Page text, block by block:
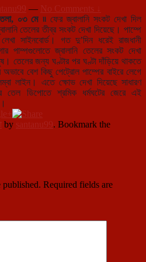
— No Comments ↓
০৩ মে ৷৷ফের জ্বালানি সংকট দেখা দিল
তেলের তীব্র সংকট দেখা দিয়েছে। পাম্পে
সাইনবোর্ড। গত দু’দিন ধরেই রাজধানী
পাম্পগুলোতে জ্বালানি তেলের সংকট দেখা
তেলের জন্য ঘণ্টার পর ঘণ্টা দাঁড়িয়ে থাকতে
অভাবে বেশ কিছু পেট্রোল পাম্পের বাইরে লেগে
লাইন। এতে ক্ষোভ দেখা দিয়েছে সাধারণ
তেল ডিপোতে শ্রমিক ধর্মঘটের জেরে এই
by santanu99. Bookmark the
published. Required fields are